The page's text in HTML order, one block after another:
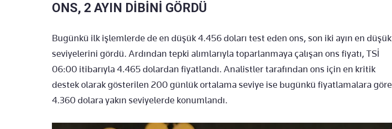
ONS, 2 AYIN DİBİNİ GÖRDÜ
Bugünkü ilk işlemlerde de en düşük 4.456 doları test eden ons, son iki ayın en düşük
seviyelerini gördü. Ardından tepki alımlarıyla toparlanmaya çalışan ons fiyatı, TSİ
06:00 itibarıyla 4.465 dolardan fiyatlandı. Analistler tarafından ons için en kritik
destek olarak gösterilen 200 günlük ortalama seviye ise bugünkü fiyatlamalara göre
4.360 dolara yakın seviyelerde konumlandı.